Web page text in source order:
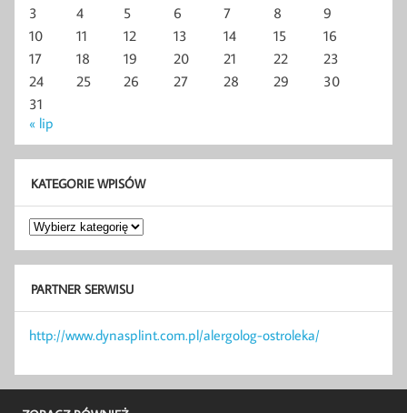
3
4 5 6 7 8
9
10
11 12 13 14 15
16
17
18 19 20 21 22
23
24
25 26 27 28 29
30
31
« lip
KATEGORIE WPISÓW
Kategorie
wpisów
PARTNER SERWISU
http://www.dynasplint.com.pl/alergolog-ostroleka/